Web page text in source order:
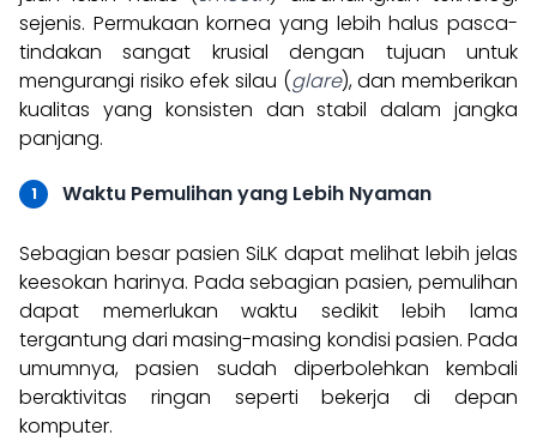
sejenis. Permukaan kornea yang lebih halus pasca-
tindakan sangat krusial dengan tujuan untuk
mengurangi risiko efek silau (glare), dan memberikan
kualitas yang konsisten dan stabil dalam jangka
panjang.
Waktu Pemulihan yang Lebih Nyaman
Sebagian besar pasien SiLK dapat melihat lebih jelas
keesokan harinya. Pada sebagian pasien, pemulihan
dapat memerlukan waktu sedikit lebih lama
tergantung dari masing-masing kondisi pasien. Pada
umumnya, pasien sudah diperbolehkan kembali
beraktivitas ringan seperti bekerja di depan
komputer.